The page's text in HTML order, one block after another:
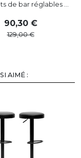
de bar réglables ...
90,30
129,00
AIMÉ :